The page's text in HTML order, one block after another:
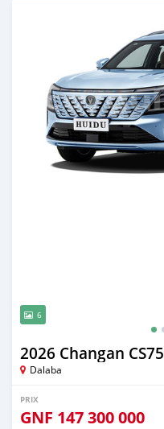
6
2026 Changan CS75
Dalaba
PRIX
GNF 147 300 000